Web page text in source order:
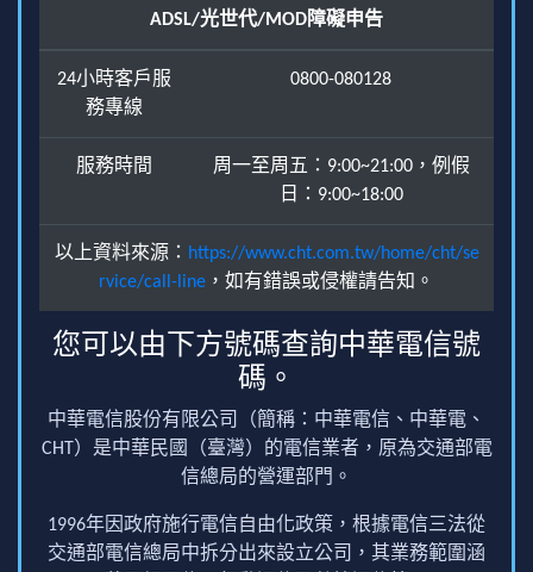
ADSL/光世代/MOD障礙申告
24小時客戶服
務專線
0800-080128
服務時間
周一至周五：9:00~21:00，例假
日：9:00~18:00
以上資料來源： https://www.cht.com.tw/home/cht/se
rvice/call-line ，如有錯誤或侵權請告知。
您可以由下方號碼查詢中華電信號
碼。
中華電信股份有限公司（簡稱：中華電信、中華電、
CHT）是中華民國（臺灣）的電信業者，原為交通部電
信總局的營運部門。
1996年因政府施行電信自由化政策，根據電信三法從
交通部電信總局中拆分出來設立公司，其業務範圍涵